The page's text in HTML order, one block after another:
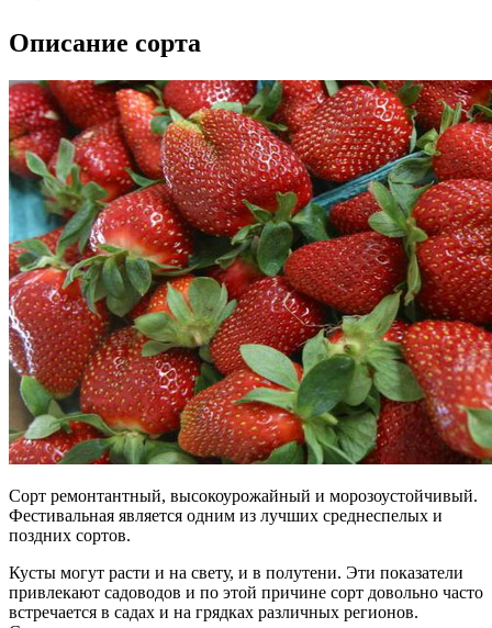
Описание сорта
Сорт ремонтантный, высокоурожайный и морозоустойчивый.
Фестивальная является одним из лучших среднеспелых и
поздних сортов.
Кусты могут расти и на свету, и в полутени. Эти показатели
привлекают садоводов и по этой причине сорт довольно часто
встречается в садах и на грядках различных регионов.